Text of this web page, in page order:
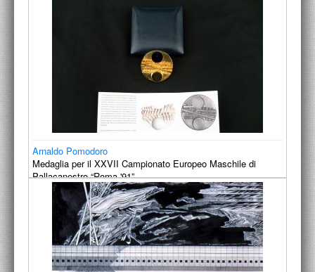
Arnaldo Pomodoro
Medaglia per il XXVII Campionato Europeo Maschile di
Pallacanestro “Roma '91”